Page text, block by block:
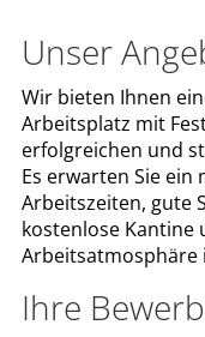
Unser
Wir bieten Ihnen
Arbeitsplatz mit
erfolgreichen und
Es erwarten Sie
Arbeitszeiten, gute
kostenlose Kantine
Arbeitsatmosphäre
Ihre